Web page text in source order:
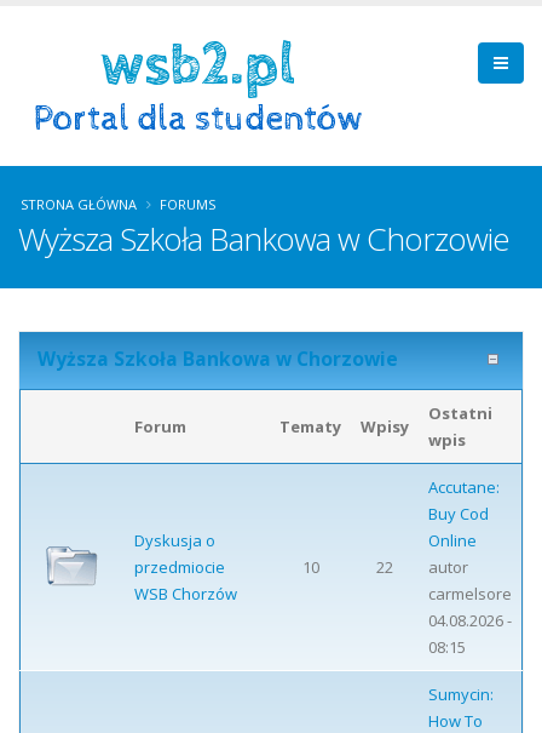
STRONA GŁÓWNA FORUMS
Wyższa Szkoła Bankowa w Chorzowie
Wyższa Szkoła Bankowa w Chorzowie
Forum Tematy Wpisy
Ostatni
wpis
Dyskusja o
przedmiocie
WSB Chorzów
10 22
Accutane:
Buy Cod
Online
autor
carmelsore
04.08.2026 -
08:15
Sumycin:
How To